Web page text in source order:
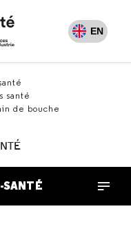
EN
santé
de bouche
SANTÉ